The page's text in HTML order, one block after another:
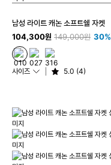
남성 라이트 캐논 소프트쉘 자켓
104,300원 149,000원 30%
사이즈 5.0 (4)